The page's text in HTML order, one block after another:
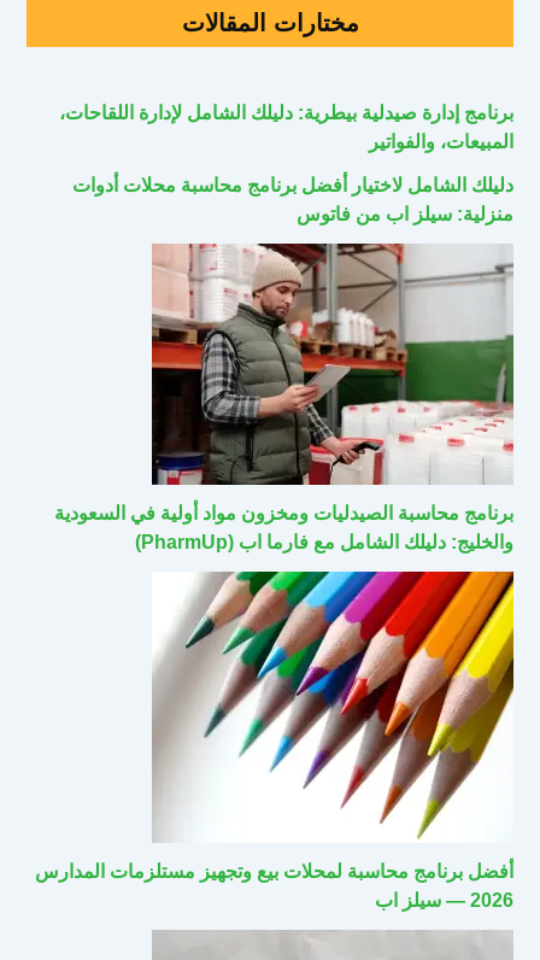
مختارات المقالات
برنامج إدارة صيدلية بيطرية: دليلك الشامل لإدارة اللقاحات،
المبيعات، والفواتير
دليلك الشامل لاختيار أفضل برنامج محاسبة محلات أدوات
منزلية: سيلز اب من فاتوس
برنامج محاسبة الصيدليات ومخزون مواد أولية في السعودية
والخليج: دليلك الشامل مع فارما اب (PharmUp)
أفضل برنامج محاسبة لمحلات بيع وتجهيز مستلزمات المدارس
2026 — سيلز اب